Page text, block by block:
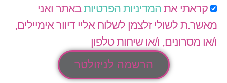
קראתי את המדיניות הפרטיותבאתר ואני
מאשר.ת לשולי זלצמן לשלוח אליי דיוור אימיילים,
ו/או מסרונים, ו/או שיחות טלפון
הרשמה לניזולטר